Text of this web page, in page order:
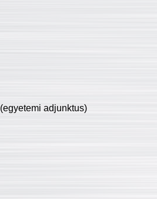
(egyetemi adjunktus)